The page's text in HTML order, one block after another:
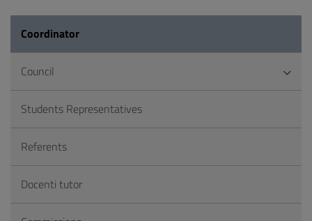
Coordinator
Council
Students Representatives
Referents
Docenti tutor